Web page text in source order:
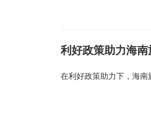
利好政策助力海
在利好政策助力下，海